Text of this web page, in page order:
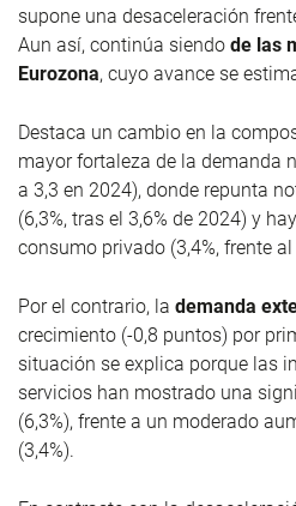
supone una desaceleración
Aun así, continúa siendo de las
Eurozona, cuyo avance se
Destaca un cambio en la
mayor fortaleza de la demanda
a 3,3 en 2024), donde repunta
(6,3%, tras el 3,6% de 2024) y
consumo privado (3,4%, frente al
Por el contrario, la demanda
crecimiento (-0,8 puntos) por
situación se explica porque las
servicios han mostrado una
(6,3%), frente a un moderado
(3,4%).